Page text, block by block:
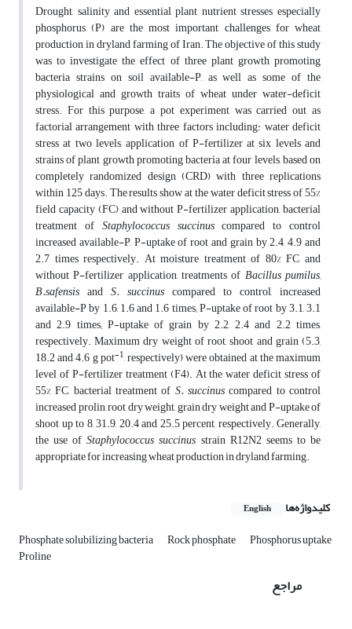
Drought, salinity and essential plant nutrient stresses especially
phosphorus (P) are the most important challenges for wheat
production in dryland farming of Iran. The objective of this study
was to investigate the effect of three plant growth promoting
bacteria strains on soil available-P, as well as some of the
physiological and growth traits of wheat under water-deficit
stress. For this purpose, a pot experiment was carried out as
factorial arrangement with three factors including: water deficit
stress at two levels, application of P-fertilizer at six levels and
strains of plant growth promoting bacteria at four levels, based on
completely randomized design (CRD) with three replications
within 125 days. The results show at the water deficit stress of 55%
field capacity (FC) and without P-fertilizer application, bacterial
treatment of Staphylococcus succinuscompared to control
increased available-P, P-uptake of root and grain by 2.4, 4.9 and
2.7 times respectively. At moisture treatment of 80% FC and
without P-fertilizer application, treatments of Bacillus pumilus,
B.safensis and S. succinus compared to control, increased
available-P by 1.6, 1.6 and 1.6 times; P-uptake of root by 3.1, 3.1
and 2.9 times; P-uptake of grain by 2.2, 2.4 and 2.2 times,
respectively. Maximum dry weight of root, shoot and grain (5.3,
18.2 and 4.6 g pot-1, respectively) were obtained at the maximum
level of P-fertilizer treatment (F4). At the water deficit stress of
55% FC, bacterial treatment of S. succinuscompared to control
increased prolin, root dry weight, grain dry weight and P-uptake of
shoot up to 8, 31.9, 20.4 and 25.5 percent, respectively. Generally,
the use ofStaphylococcus succinus strain R12N2 seems to be
appropriate for increasing wheat production in dryland farming.
کلیدواژه‌ها English
Phosphate solubilizing bacteria Rock phosphate Phosphorus uptake
Proline
مراجع